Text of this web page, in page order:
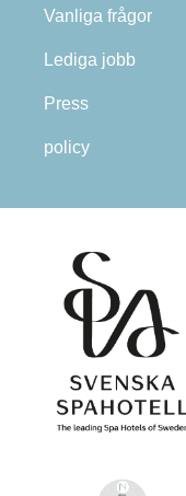
Vanliga frågor
Lediga jobb
Press
policy